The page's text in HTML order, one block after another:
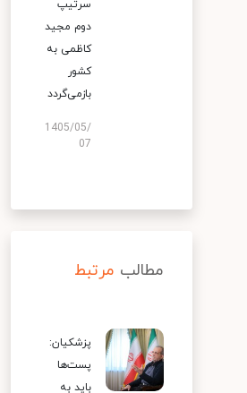
سرتیپ
دوم مجید
کاظمی به
کشور
بازمی‌گردد
1405/05/
07
مطالب مرتبط
پزشکیان:
پست‌ها
باید به